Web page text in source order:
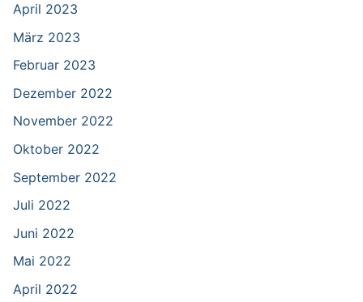
April 2023
März 2023
Februar 2023
Dezember 2022
November 2022
Oktober 2022
September 2022
Juli 2022
Juni 2022
Mai 2022
April 2022